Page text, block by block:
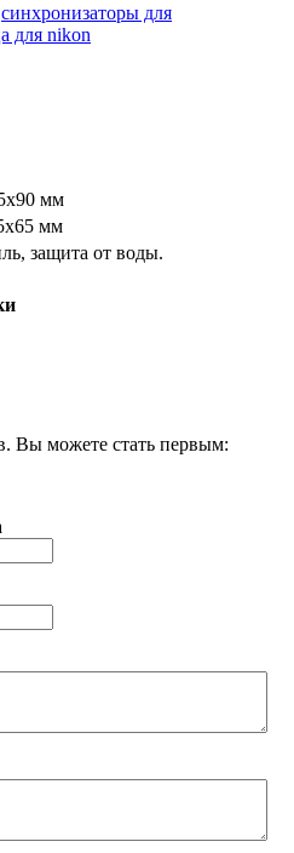
синхронизаторы для
для nikon
мм
мм
защита от воды.
Вы можете стать первым: